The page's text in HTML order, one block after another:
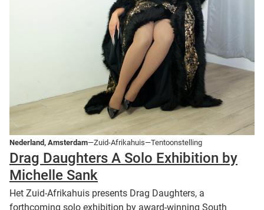
Nederland, Amsterdam—Zuid-Afrikahuis—Tentoonstelling
Drag Daughters A Solo Exhibition by
Michelle Sank
Het Zuid-Afrikahuis presents Drag Daughters, a
forthcoming solo exhibition by award-winning South